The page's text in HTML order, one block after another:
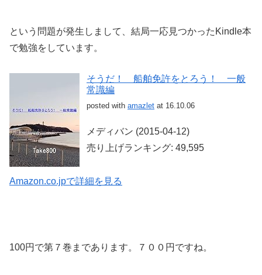
という問題が発生しまして、結局一応見つかったKindle本
で勉強をしています。
そうだ！ 船舶免許をとろう！ 一般
常識編
posted with amazlet at 16.10.06
メディバン (2015-04-12)
売り上げランキング: 49,595
Amazon.co.jpで詳細を見る
100円で第７巻まであります。７００円ですね。